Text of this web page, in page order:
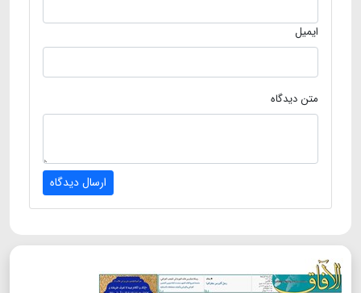
ایمیل
متن دیدگاه
ارسال دیدگاه